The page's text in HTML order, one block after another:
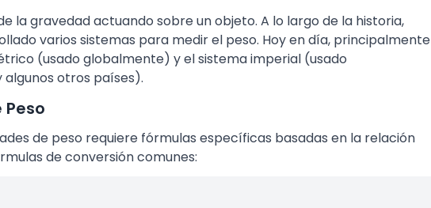
la gravedad actuando sobre un objeto. A lo largo de la historia,
varios sistemas para medir el peso. Hoy en día, principalmente
(usado globalmente) y el sistema imperial (usado
algunos otros países).
de peso requiere fórmulas específicas basadas en la relación
de conversión comunes: